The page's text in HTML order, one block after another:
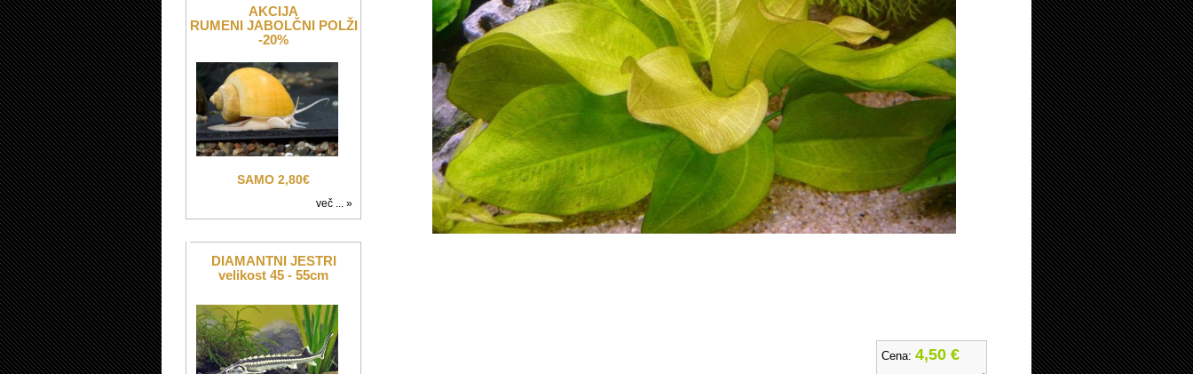
AKCIJA
RUMENI JABOLČNI POLŽI
-20%
SAMO 2,80€
več ... »
DIAMANTNI JESTRI
velikost 45 - 55cm
Cena: 4,50 €